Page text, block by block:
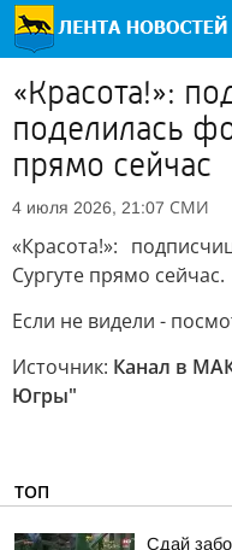
«Красота!»:
поделилась
прямо сейчас
4 июля 2026, 21:07 СМИ
«Красота!»:
Сургуте прямо сейчас.
Если не видели -
Источник: Канал в
Югры"
ТОП
Сдай